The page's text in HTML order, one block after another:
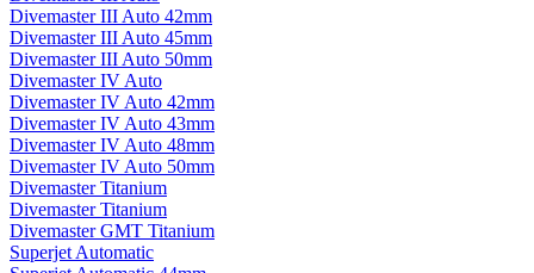
Divemaster III Auto 42mm
Divemaster III Auto 45mm
Divemaster III Auto 50mm
Divemaster IV Auto
Divemaster IV Auto 42mm
Divemaster IV Auto 43mm
Divemaster IV Auto 48mm
Divemaster IV Auto 50mm
Divemaster Titanium
Divemaster Titanium
Divemaster GMT Titanium
Superjet Automatic